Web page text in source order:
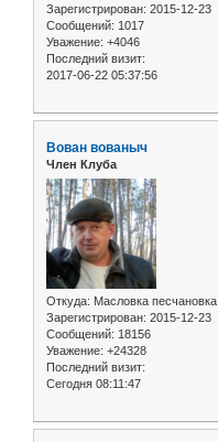
Зарегистрирован: 2015-12-23
Сообщений: 1017
Уважение: +4046
Последний визит:
2017-06-22 05:37:56
Вован вованыч
Член Клуба
Откуда: Масловка песчановка
Зарегистрирован: 2015-12-23
Сообщений: 18156
Уважение: +24328
Последний визит:
Сегодня 08:11:47